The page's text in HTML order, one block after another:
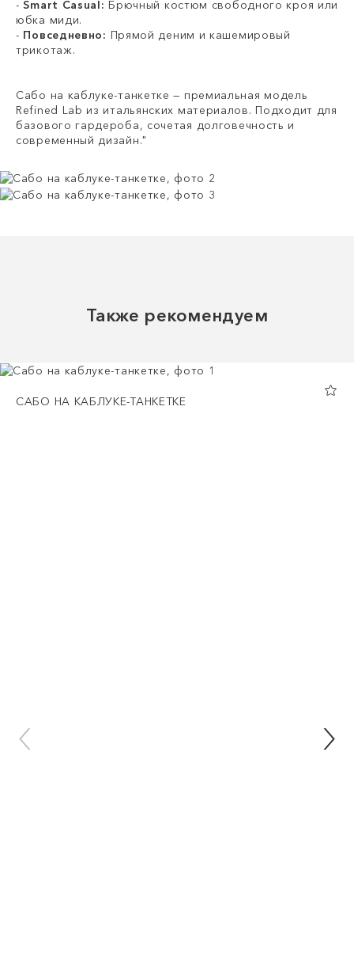
-Smart Casual: Брючный костюм свободного кроя или
юбка миди.
- Повседневно: Прямой деним и кашемировый
трикотаж.
Сабо на каблуке-танкетке — премиальная модель
Refined Lab из итальянских материалов. Подходит для
базового гардероба, сочетая долговечность и
современный дизайн."
Также рекомендуем
САБО НА КАБЛУКЕ-ТАНКЕТКЕ